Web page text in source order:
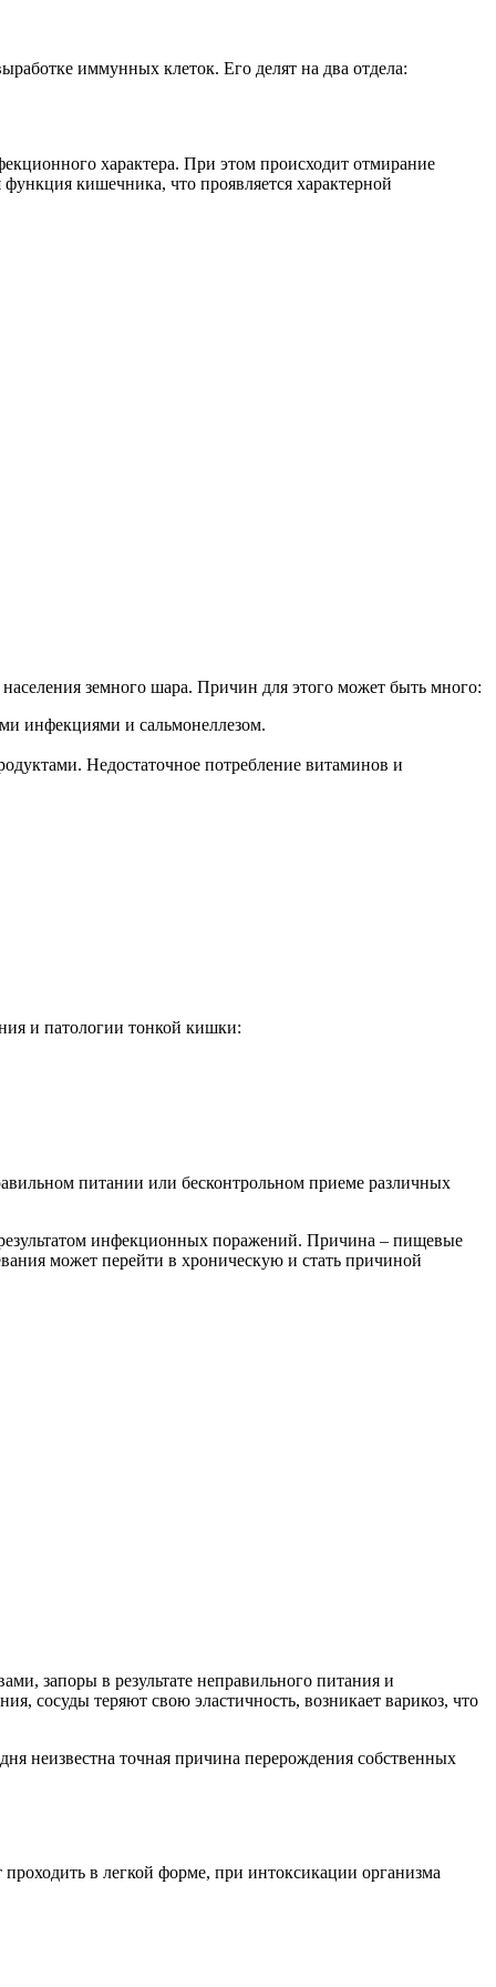
иммунных клеток. Его делят на два отдела:
характера. При этом происходит отмирание
кишечника, что проявляется характерной
населения земного шара. Причин для этого может быть много:
инфекциями и сальмонеллезом.
Недостаточное потребление витаминов и
и патологии тонкой кишки:
питании или бесконтрольном приеме различных
инфекционных поражений. Причина – пищевые
может перейти в хроническую и стать причиной
запоры в результате неправильного питания и
сосуды теряют свою эластичность, возникает варикоз, что
неизвестна точная причина перерождения собственных
в легкой форме, при интоксикации организма